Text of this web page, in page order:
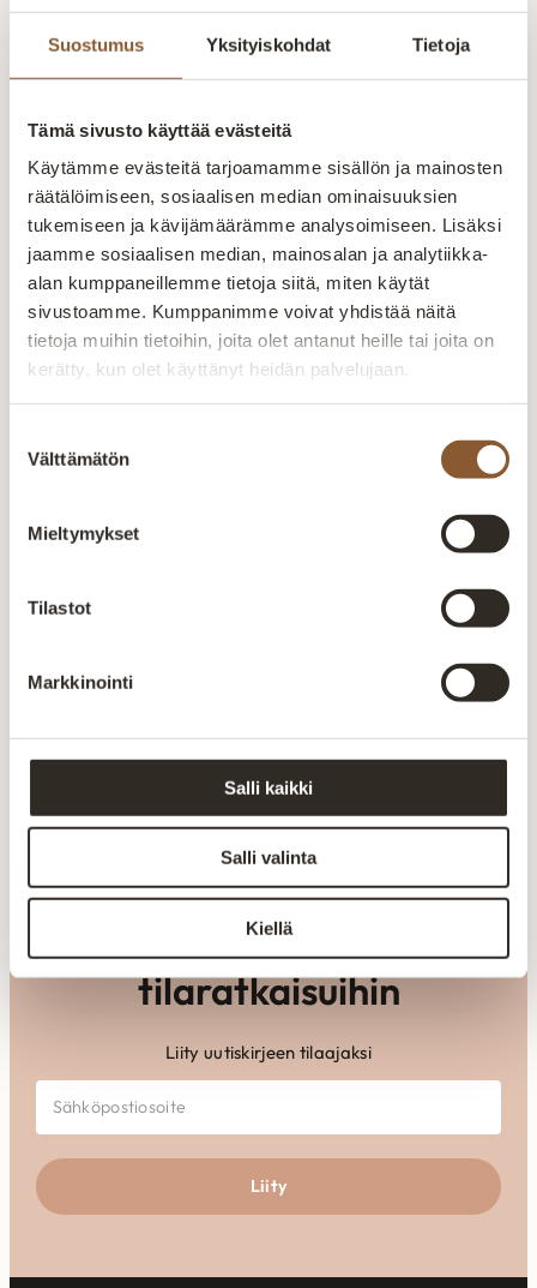
Suostumus Yksityiskohdat Tietoja
Tämä sivusto käyttää evästeitä
Käytämme evästeitä tarjoamamme sisällön ja mainosten
räätälöimiseen, sosiaalisen median ominaisuuksien
tukemiseen ja kävijämäärämme analysoimiseen. Lisäksi
jaamme sosiaalisen median, mainosalan ja analytiikka-
alan kumppaneillemme tietoja siitä, miten käytät
sivustoamme. Kumppanimme voivat yhdistää näitä
tietoja muihin tietoihin, joita olet antanut heille tai joita on
kerätty, kun olet käyttänyt heidän palvelujaan.
valinta
Välttämätön
Mieltymykset
Tilastot
Markkinointi
Salli kaikki
Salli valinta
Kiellä
alusta loppuun Suomen Kainuussa.
Omalla tuotannolla pystytään
tuotteiden kestävyys. Henkilökunnan
ammattitaidolla ja vuosien
kokemuksella pyritään kuuntelemaan
ja räätälöimään tuotteet asiakkaiden
toiveiden mukaan. Yksilöllisesti- tilaan
kuin tilaan. Kaikki valikoimamme
huonekalut valmistetaan Kajaanin
tehtaalla. Aitokalusteelle myönnetty
Avainlippu-merkki kertoo Suomessa
valmistetuista tuotteista. Pidämme
Suomalaista laatutyötä
kokeneiden ammattilaisten käsissä. Laatu näkyy
asiakkaiden tarpeisiin.
Inspiraatiota
tilaratkaisuihin
Liity uutiskirjeen tilaajaksi
Liity